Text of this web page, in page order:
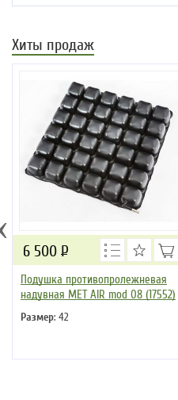
Хиты продаж
Подушка противопролежневая
надувная MET AIR mod 08 (17552)
Размер: 42
6 500 Р